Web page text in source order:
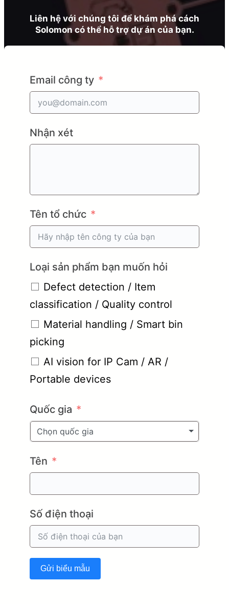
Liên hệ với chúng tôi để khám phá cách
Solomon có thể hỗ trợ dự án của bạn.
Email công ty
Nhận xét
Tên tổ chức
Loại sản phẩm bạn muốn hỏi
Defect detection / Item
classification / Quality control
Material handling / Smart bin
picking
AI vision for IP Cam / AR /
Portable devices
Quốc gia
Chọn quốc gia
Tên
Số điện thoại
Gửi biểu mẫu